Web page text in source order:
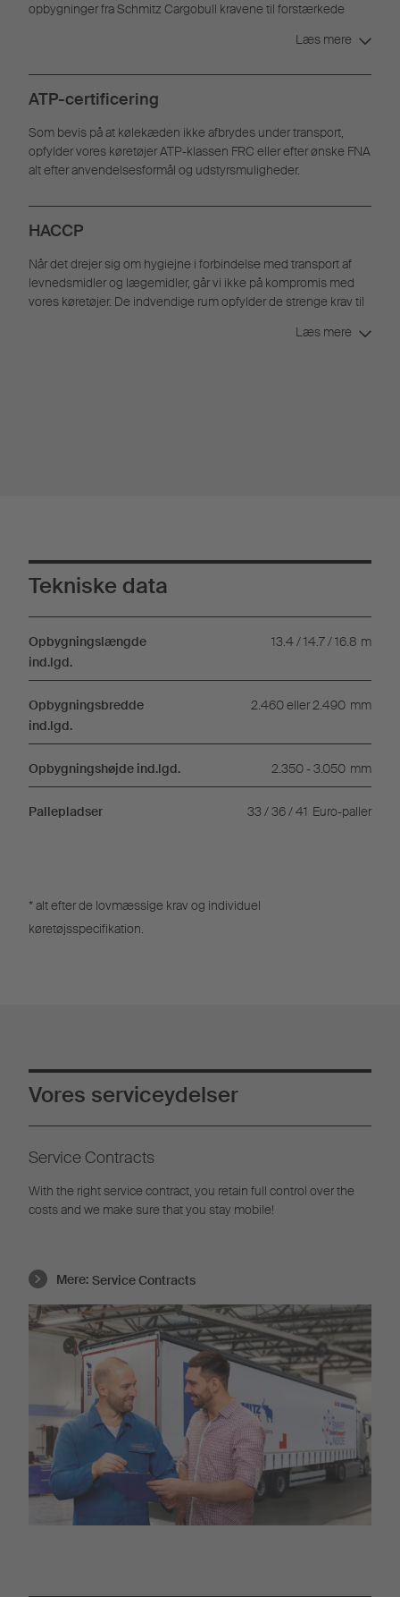
opbygninger fra Schmitz Cargobull kravene til forstærkede
Læs mere
ATP-certificering
Som bevis på at kølekæden ikke afbrydes under transport,
opfylder vores køretøjer ATP-klassen FRC eller efter ønske FNA
alt efter anvendelsesformål og udstyrsmuligheder.
HACCP
Når det drejer sig om hygiejne i forbindelse med transport af
levnedsmidler og lægemidler, går vi ikke på kompromis med
vores køretøjer. De indvendige rum opfylder de strenge krav til
Læs mere
Tekniske data
Opbygningslængde
ind.lgd.
13.4 / 14.7 / 16.8 m
Opbygningsbredde
ind.lgd.
2.460 eller 2.490 mm
Opbygningshøjde ind.lgd. 2.350 - 3.050 mm
Pallepladser 33 / 36 / 41 Euro-paller
* alt efter de lovmæssige krav og individuel
køretøjsspecifikation.
Vores serviceydelser
Service Contracts
With the right service contract, you retain full control over the
costs and we make sure that you stay mobile!
Mere: Service Contracts